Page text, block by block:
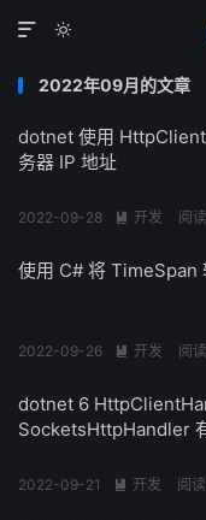


2022年09月的文章
dotnet 使用
务器 IP 地址
2022-09-28  开发 阅
使用 C# 将 TimeSpan
2022-09-26  开发 阅
dotnet 6
SocketsHttpHandler
2022-09-21  开发 阅